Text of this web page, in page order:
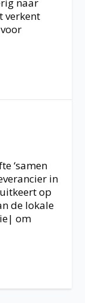
verkent
‘samen
in
op
de lokale
om